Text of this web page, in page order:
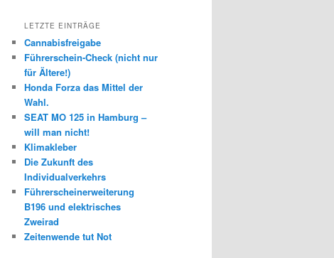
LETZTE EINTRÄGE
Cannabisfreigabe
Führerschein-Check (nicht nur
für Ältere!)
Honda Forza das Mittel der
Wahl.
SEAT MO 125 in Hamburg –
will man nicht!
Klimakleber
Die Zukunft des
Individualverkehrs
Führerscheinerweiterung
B196 und elektrisches
Zweirad
Zeitenwende tut Not